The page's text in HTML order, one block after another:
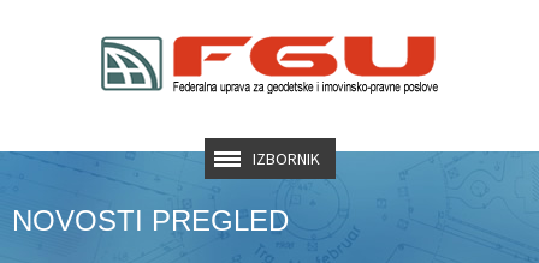
IZBORNIK
NOVOSTI PREGLED